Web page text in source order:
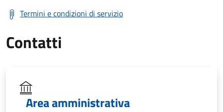
Termini e condizioni di servizio
Contatti
Area amministrativa